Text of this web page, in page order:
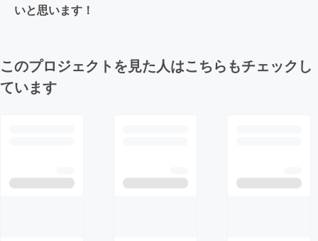
いと思います！
このプロジェクトを見た人はこちらもチェックし
ています